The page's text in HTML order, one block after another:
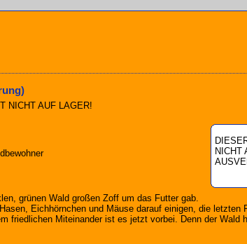
NICHT AUF LAGER!
NICHT
grünen Wald großen Zoff um das Futter gab.
Eichhörnchen und Mäuse darauf einigen, die letzten
friedlichen Miteinander ist es jetzt vorbei. Denn der Wald